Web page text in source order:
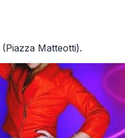
(Piazza Matteotti).